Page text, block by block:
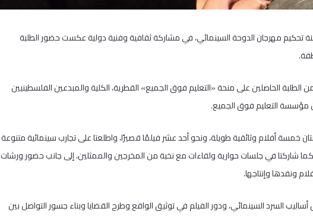
تحكيم مهرجان الدوحة السينمائي، في مشاركة ثقافية وفنية دولية عكست حضور الطلبة
الحاصلين على منحة «التعليم فوق الجميع» القطرية، الكلية والمبدعين الفلسطينيين
مؤسسة التعليم فوق الجميع.
خمسة أفلام وثائقية طويلة، ونحو أحد عشر فيلمًا قصيرًا، واطلعتا على تجارب سينمائية متنوعة
شاركتا في جلسات حوارية ولقاءات مع نخبة من المخرجين والممثلين، إلى جانب حضور ورشات
ونقدها وإنتاجها.
السرد السينمائي، ودور الفيلم في توثيق الواقع وطرح القضايا وبناء جسور التواصل بين